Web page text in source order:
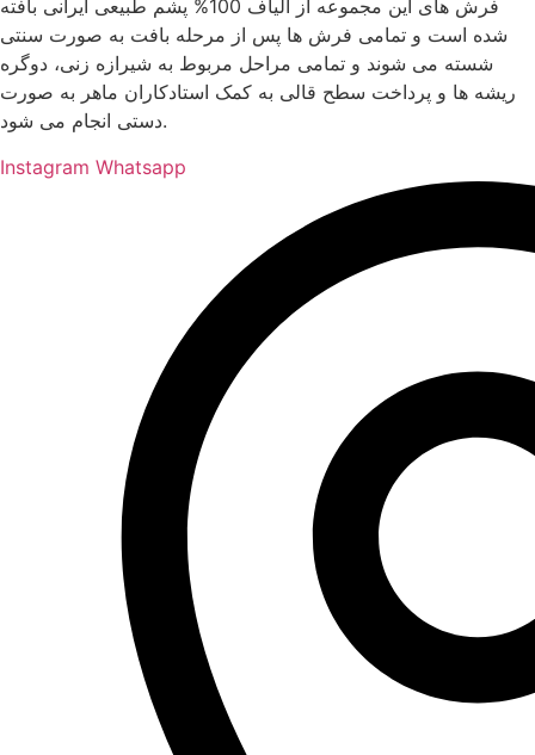
فرش های این مجموعه از الیاف 100% پشم طبیعی ایرانی بافته
شده است و تمامی فرش ها پس از مرحله بافت به صورت سنتی
شسته می شوند و تمامی مراحل مربوط به شیرازه زنی، دوگره
ریشه ها و پرداخت سطح قالی به کمک استادکاران ماهر به صورت
دستی انجام می شود.
Instagram Whatsapp